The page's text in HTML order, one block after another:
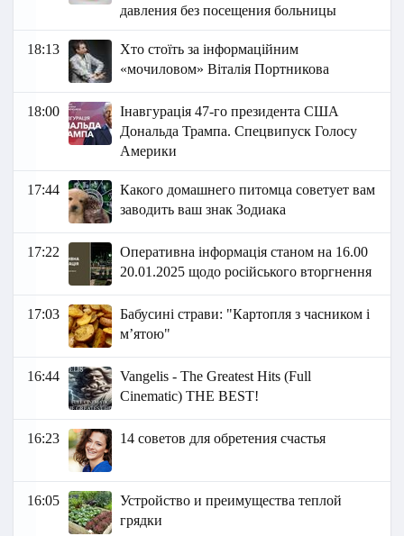
давления без посещения больницы
18:13
Хто стоїть за інформаційним
«мочиловом» Віталія Портникова
18:00
Інавгурація 47-го президента США
Дональда Трампа. Спецвипуск Голосу
Америки
17:44
Какого домашнего питомца советует вам
заводить ваш знак Зодиака
17:22
Оперативна інформація станом на 16.00
20.01.2025 щодо російського вторгнення
17:03
Бабусині страви: "Картопля з часником і
м’ятою"
16:44
Vangelis - The Greatest Hits (Full
Cinematic) THE BEST!
16:23 14 советов для обретения счастья
16:05
Устройство и преимущества теплой
грядки